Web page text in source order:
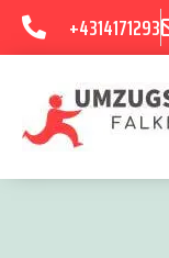
+4314171293